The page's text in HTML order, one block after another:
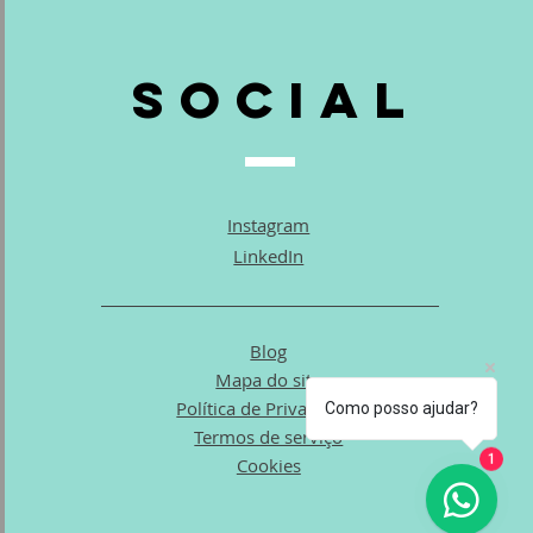
Social
Instagram
LinkedIn
Blog
Mapa do site
Política de Privacidade
Termos de serviço
Cookies
Como posso ajudar?
1